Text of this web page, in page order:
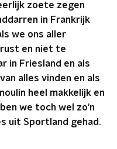
zoete zegen
in Frankrijk
we ons aller
rust en niet te
in Friesland en als
alles vinden en als
heel makkelijk en
we toch wel zo'n
uit Sportland gehad.